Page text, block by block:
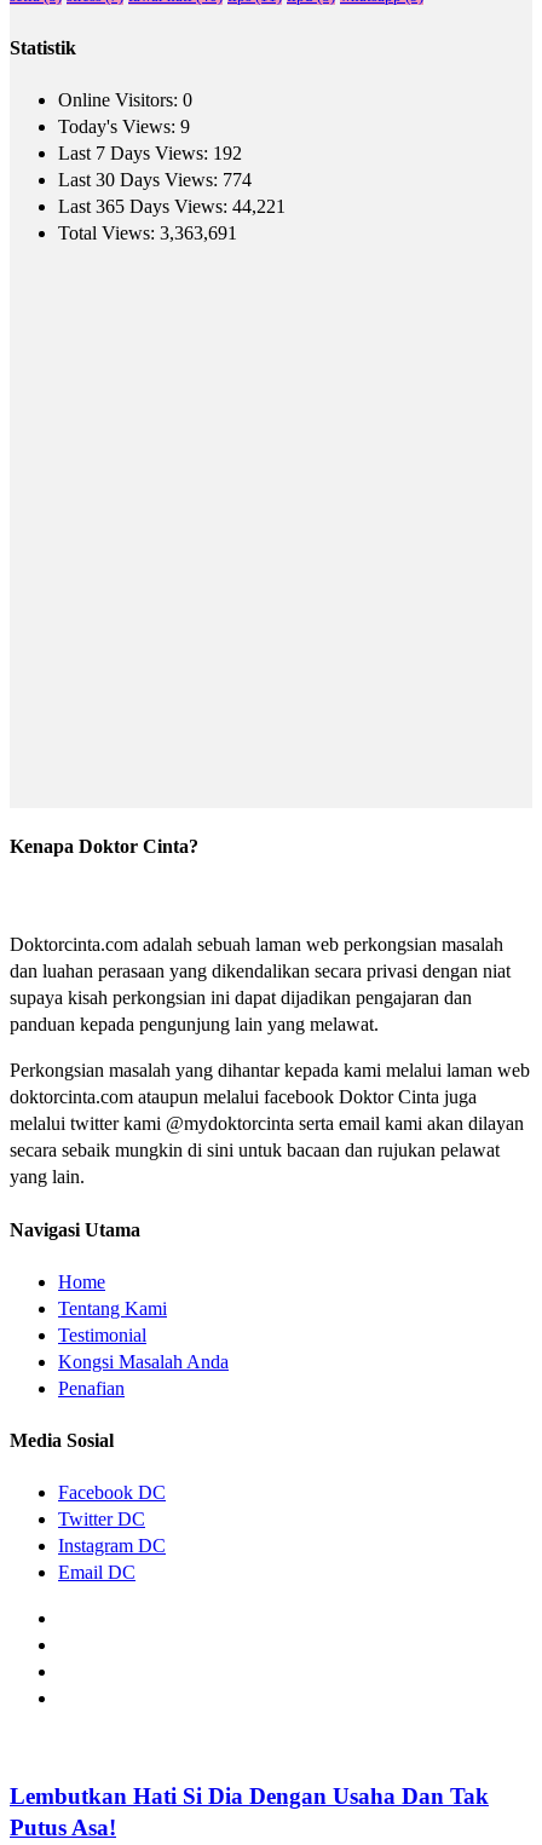
Statistik
Online Visitors: 0
Today's Views: 9
Last 7 Days Views: 192
Last 30 Days Views: 774
Last 365 Days Views: 44,221
Total Views: 3,363,691
Kenapa Doktor Cinta?
Doktorcinta.com adalah sebuah laman web perkongsian masalah
dan luahan perasaan yang dikendalikan secara privasi dengan niat
supaya kisah perkongsian ini dapat dijadikan pengajaran dan
panduan kepada pengunjung lain yang melawat.
Perkongsian masalah yang dihantar kepada kami melalui laman web
doktorcinta.com ataupun melalui facebook Doktor Cinta juga
melalui twitter kami @mydoktorcinta serta email kami akan dilayan
secara sebaik mungkin di sini untuk bacaan dan rujukan pelawat
yang lain.
Navigasi Utama
Home
Tentang Kami
Testimonial
Kongsi Masalah Anda
Penafian
Media Sosial
Facebook DC
Twitter DC
Instagram DC
Email DC
Lembutkan Hati Si Dia Dengan Usaha Dan Tak
Putus Asa!